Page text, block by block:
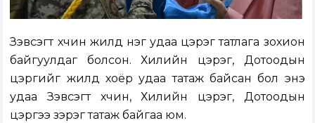
Зэвсэгт хүчин жилд нэг удаа цэрэг татлага зохион
байгуулдаг болсон. Хилийн цэрэг, Дотоодын
цэргийг жилд хоёр удаа татаж байсан бол энэ
удаа Зэвсэгт хүчин, Хилийн цэрэг, Дотоодын
цэргээ зэрэг татаж байгаа юм.